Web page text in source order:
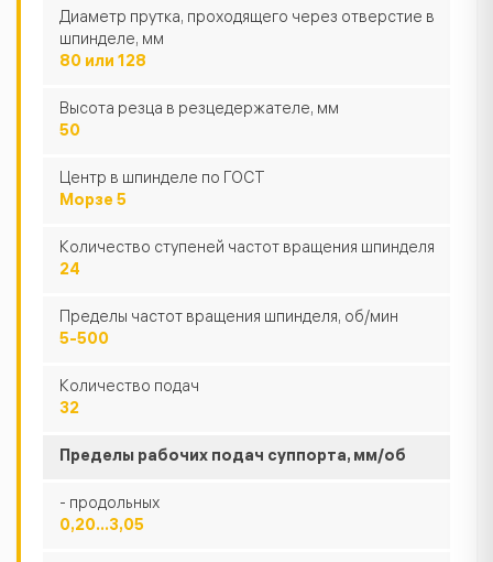
Диаметр прутка, проходящего через отверстие в
шпинделе, мм
80 или 128
Высота резца в резцедержателе, мм
50
Центр в шпинделе по ГОСТ
Морзе 5
Количество ступеней частот вращения шпинделя
24
Пределы частот вращения шпинделя, об/мин
5-500
Количество подач
32
Пределы рабочих подач суппорта, мм/об
- продольных
0,20...3,05